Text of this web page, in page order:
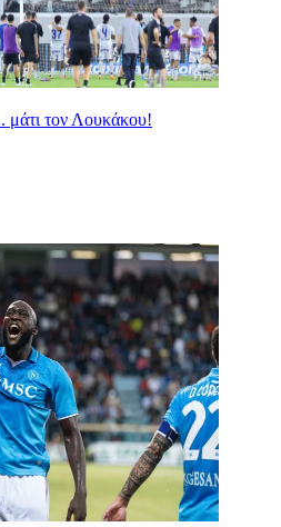
μάτι τον Λουκάκου!